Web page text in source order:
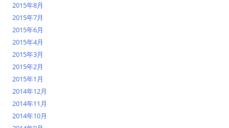
2015年8月
2015年7月
2015年6月
2015年4月
2015年3月
2015年2月
2015年1月
2014年12月
2014年11月
2014年10月